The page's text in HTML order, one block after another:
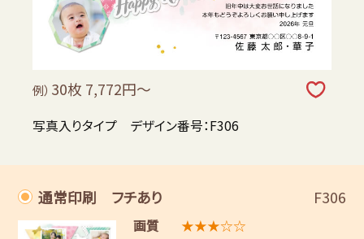
例） 30枚 7,772円～
写真入りタイプ デザイン番号：F306
通常印刷 フチあり F306
画質
★★★☆☆